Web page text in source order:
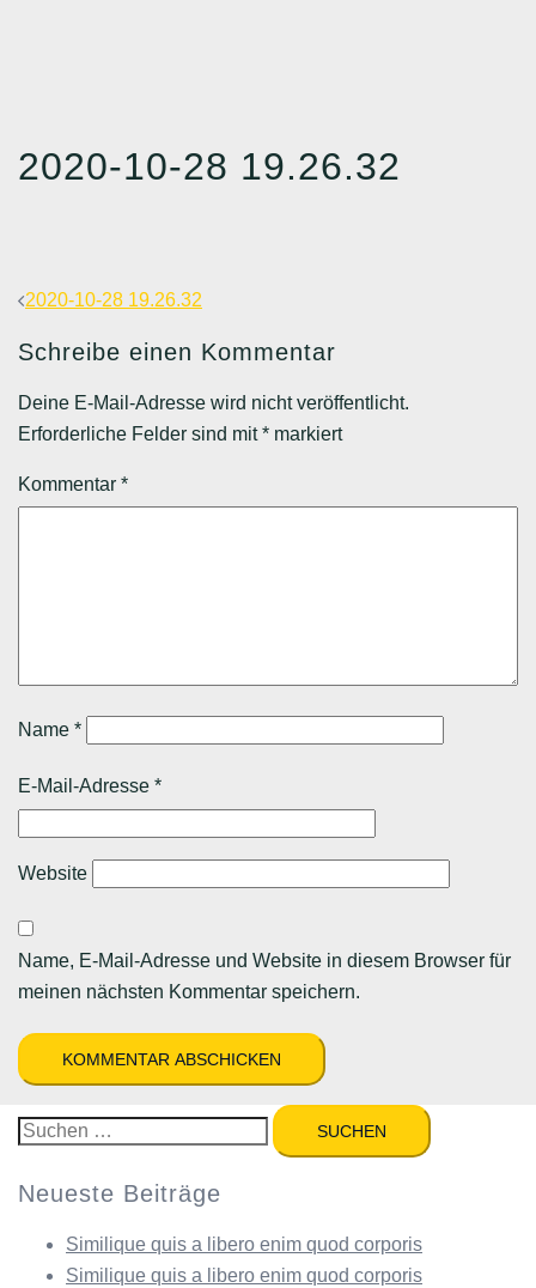
2020-10-28 19.26.32
Beitragsnavigation
2020-10-28 19.26.32
Schreibe einen Kommentar
Deine E-Mail-Adresse wird nicht veröffentlicht.
Erforderliche Felder sind mit* markiert
Kommentar *
Name *
E-Mail-Adresse *
Website
Name, E-Mail-Adresse und Website in diesem Browser für
meinen nächsten Kommentar speichern.
Suchen
Neueste Beiträge
Similique quis a libero enim quod corporis
Similique quis a libero enim quod corporis